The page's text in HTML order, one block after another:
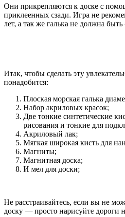
Они прикрепляются к доске с
приклеенных сзади. Игра не
лет, а так же галька не должна
Итак, чтобы сделать эту
понадобится:
Плоская морская галька
Набор акриловых красок;
Две тонкие синтетические
рисования и тонкие для
Акриловый лак;
Мягкая широкая кисть для
Магниты;
Магнитная доска;
И мел для доски;
Не расстраивайтесь, если вы не
доску — просто нарисуйте дороги